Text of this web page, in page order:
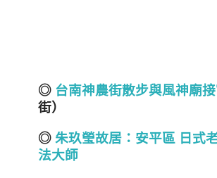
◎ 台南神農街散步與風神廟
街）
◎ 朱玖瑩故居：安平區 日式
法大師